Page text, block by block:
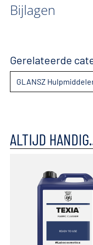
Bijlagen
Gerelateerde
GLANSZ
ALTIJD